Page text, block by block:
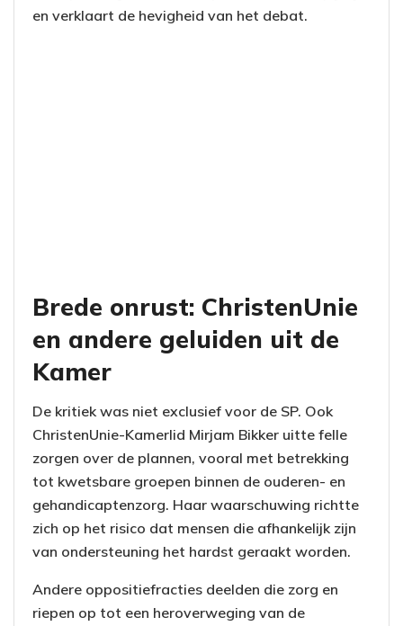
en verklaart de hevigheid van het debat.
Brede onrust: ChristenUnie
en andere geluiden uit de
Kamer
De kritiek was niet exclusief voor de SP. Ook
ChristenUnie-Kamerlid Mirjam Bikker uitte felle
zorgen over de plannen, vooral met betrekking
tot kwetsbare groepen binnen de ouderen- en
gehandicaptenzorg. Haar waarschuwing richtte
zich op het risico dat mensen die afhankelijk zijn
van ondersteuning het hardst geraakt worden.
Andere oppositiefracties deelden die zorg en
riepen op tot een heroverweging van de